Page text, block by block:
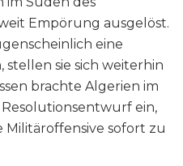
Empörung ausgelöst.
eine
stellen sie sich weiterhin
brachte Algerien im
ein,
Militäroffensive sofort zu